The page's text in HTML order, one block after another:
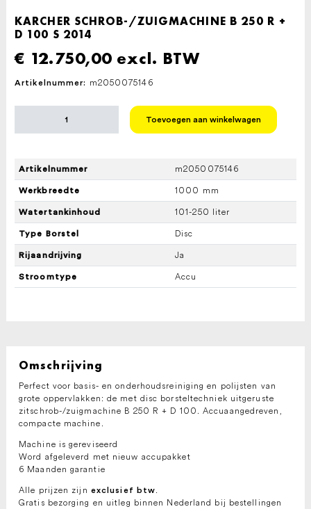
KARCHER SCHROB-/ZUIGMACHINE B 250 R +
D 100 S 2014
€ 12.750,00 excl. BTW
Artikelnummer: m2050075146
SCHROB-/ZUIGMACHINE
B
+
D
100
S
2014
aantal
Toevoegen aan winkelwagen
Artikelnummer m2050075146
Werkbreedte 1000 mm
Watertankinhoud 101-250 liter
Type Borstel Disc
Rijaandrijving Ja
Stroomtype Accu
Omschrijving
Perfect voor basis- en onderhoudsreiniging en polijsten van
grote oppervlakken: de met disc borsteltechniek uitgeruste
zitschrob-/zuigmachine B 250 R + D 100. Accuaangedreven,
compacte machine.
Machine is gereviseerd
Word afgeleverd met nieuw accupakket
6 Maanden garantie
Alle prijzen zijn exclusief btw.
Gratis bezorging en uitleg binnen Nederland bij bestellingen